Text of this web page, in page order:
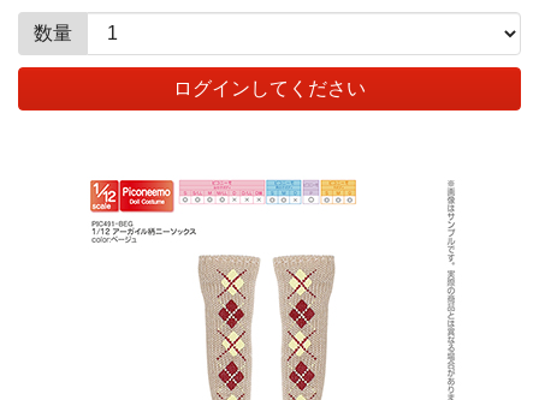
数量
ログインしてください